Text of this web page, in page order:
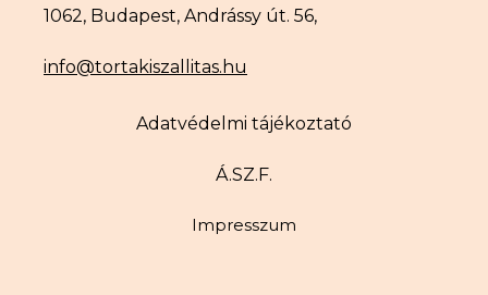
1062, Budapest, Andrássy út. 56,
info@tortakiszallitas.hu
Adatvédelmi tájékoztató
Á.SZ.F.
Impresszum